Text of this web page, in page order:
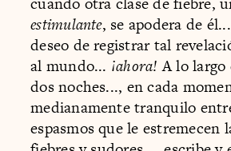
estimulante, se apodera de
deseo de registrar tal
al mundo... ¡ahora! A lo largo
dos noches..., en cada
medianamente tranquilo
espasmos que le estremecen